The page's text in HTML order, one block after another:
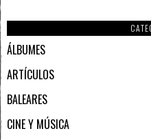
ÁLBUMES
ARTÍCULOS
BALEARES
CINE Y MÚSICA